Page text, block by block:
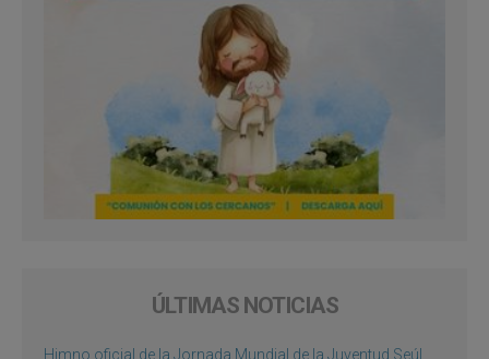
ÚLTIMAS NOTICIAS
Himno oficial de la Jornada Mundial de la Juventud Seúl